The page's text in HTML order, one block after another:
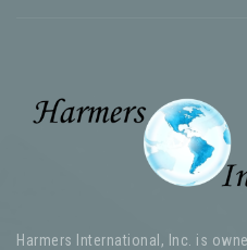
Harmers International, Inc. is